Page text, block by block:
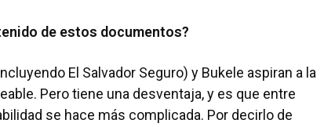
de estos documentos?
El Salvador Seguro) y Bukele aspiran a la
Pero tiene una desventaja, y es que entre
se hace más complicada. Por decirlo de